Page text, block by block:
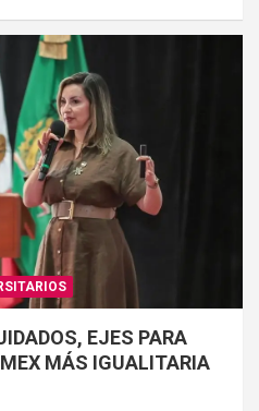
EJES PARA
MÁS IGUALITARIA